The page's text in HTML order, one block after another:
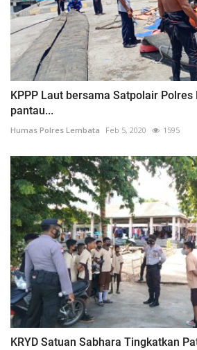
KPPP Laut bersama Satpolair
pantau...
Humas Polres Lembata Feb 5, 2020 1595
KRYD Satuan Sabhara Tingkatkan